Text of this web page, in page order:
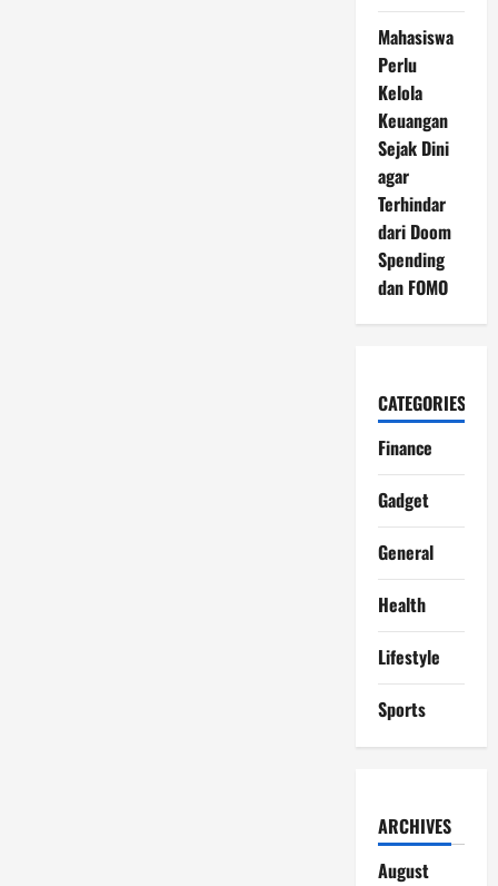
Mahasiswa
Perlu
Kelola
Keuangan
Sejak Dini
agar
Terhindar
dari Doom
Spending
dan FOMO
CATEGORIES
Finance
Gadget
General
Health
Lifestyle
Sports
ARCHIVES
August